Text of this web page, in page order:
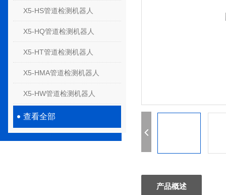
X5-HS管道检测机器人
X5-HQ管道检测机器人
X5-HT管道检测机器人
X5-HMA管道检测机器人
X5-HW管道检测机器人
查看全部
产品概述